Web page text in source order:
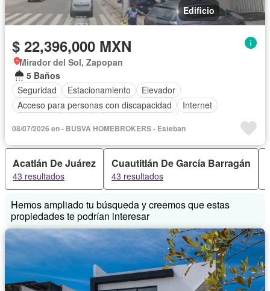
Edificio
$ 22,396,000 MXN
Mirador del Sol, Zapopan
5 Baños
Seguridad
Estacionamiento
Elevador
Acceso para personas con discapacidad
Internet
Televisión por cable
08/07/2026 en - BUSVA HOMEBROKERS - Esteban
Acatlán De Juárez
43 resultados
Cuautitlán De García Barragán
43 resultados
Hemos ampliado tu búsqueda y creemos que estas
propiedades te podrían interesar